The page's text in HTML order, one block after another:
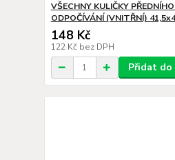
VŠECHNY KULIČKY
ODPOČÍVÁNÍ (VNITŘNÍ)
148 Kč
122 Kč bez DPH
Přidat do